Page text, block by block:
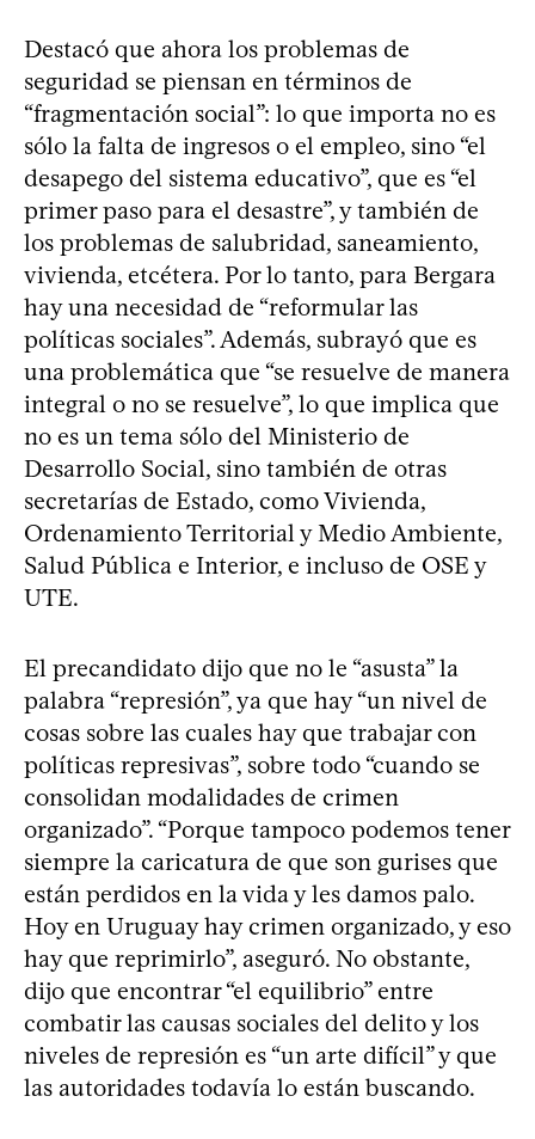
Destacó que ahora los problemas de
seguridad se piensan en términos de
“fragmentación social”: lo que importa no es
sólo la falta de ingresos o el empleo, sino “el
desapego del sistema educativo”, que es “el
primer paso para el desastre”, y también de
los problemas de salubridad, saneamiento,
vivienda, etcétera. Por lo tanto, para Bergara
hay una necesidad de “reformular las
políticas sociales”. Además, subrayó que es
una problemática que “se resuelve de manera
integral o no se resuelve”, lo que implica que
no es un tema sólo del Ministerio de
Desarrollo Social, sino también de otras
secretarías de Estado, como Vivienda,
Ordenamiento Territorial y Medio Ambiente,
Salud Pública e Interior, e incluso de OSE y
UTE.
El precandidato dijo que no le “asusta” la
palabra “represión”, ya que hay “un nivel de
cosas sobre las cuales hay que trabajar con
políticas represivas”, sobre todo “cuando se
consolidan modalidades de crimen
organizado”. “Porque tampoco podemos tener
siempre la caricatura de que son gurises que
están perdidos en la vida y les damos palo.
Hoy en Uruguay hay crimen organizado, y eso
hay que reprimirlo”, aseguró. No obstante,
dijo que encontrar “el equilibrio” entre
combatir las causas sociales del delito y los
niveles de represión es “un arte difícil” y que
las autoridades todavía lo están buscando.